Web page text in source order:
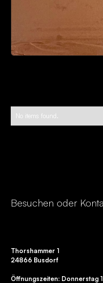
No items found.
Besuchen oder
Thorshammer 1
24866 Busdorf
Öffnungszeiten: Donnerstag